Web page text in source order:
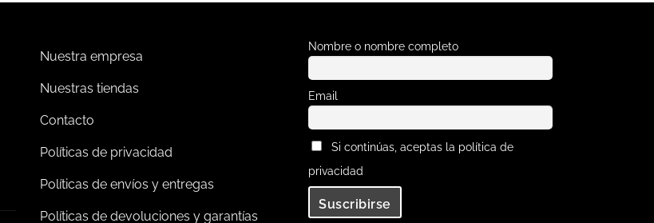
Nuestra empresa
Nuestras tiendas
Contacto
Políticas de privacidad
Políticas de envíos y entregas
Políticas de devoluciones y garantías
Nombre o nombre completo
Email
Si continúas, aceptas la política de
privacidad